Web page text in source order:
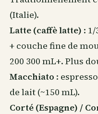
(Italie).
Latte (caffè latte) :
+ couche fine de
200 300 mL+. Plus
Macchiato :
de lait (~150 mL).
Corté (Espagne) /